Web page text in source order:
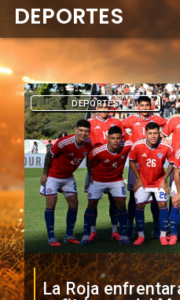
La Roja
DEPORTES
DEPORTES